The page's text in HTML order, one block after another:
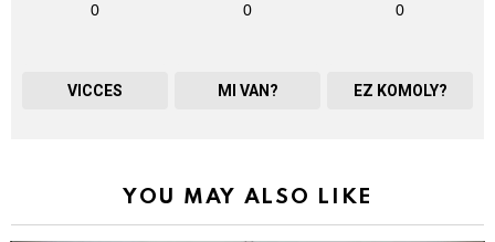
0
VICCES
0
MI VAN?
0
EZ KOMOLY?
YOU MAY ALSO LIKE